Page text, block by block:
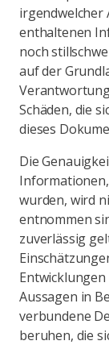
irgendwelcher
enthaltenen
noch
auf der
Schäden, die
dieses
Die
wurden, wird
entnommen
zuverlässig
Aussagen in
verbundene
beruhen, die